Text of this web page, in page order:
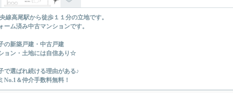
線高尾駅から徒歩１１分の立地です。
ーム済み中古マンションです。
の新築戸建・中古戸建
ョン・土地には自信あり☆
で選ばれ続ける理由がある♪
No.1＆仲介手数料無料！